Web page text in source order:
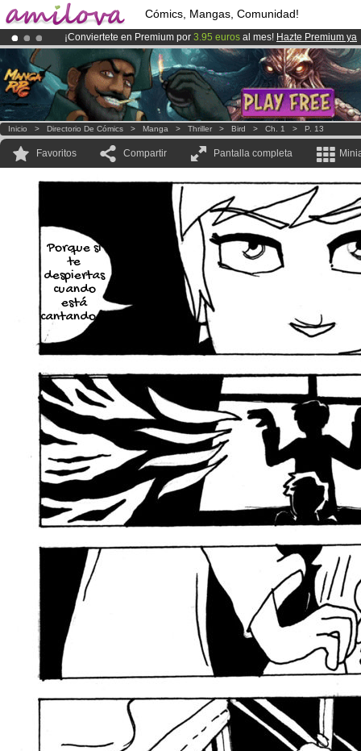
Cómics, Mangas, Comunidad!
¡Conviertete en Premium por 3.95 euros al mes! Hazte Premium ya
¡El Kickstarter Amilova está desormado lanzado!.
¡Ya tenemos 100000miembrosy 1000 Cómics y Mangas!.
Inicio > Directorio De Cómics > Manga > Thriller > Bird > Ch. 1 > P. 13
Favoritos Compartir Pantalla completa
Porque si
te
despiertas
cuando
está
cantando...